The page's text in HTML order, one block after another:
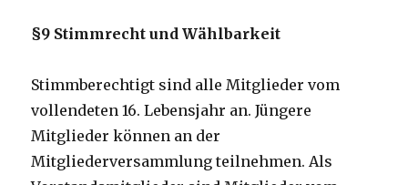
§9 Stimmrecht und Wählbarkeit
Stimmberechtigt sind alle Mitglieder vom
vollendeten 16. Lebensjahr an. Jüngere
Mitglieder können an der
Mitgliederversammlung teilnehmen. Als